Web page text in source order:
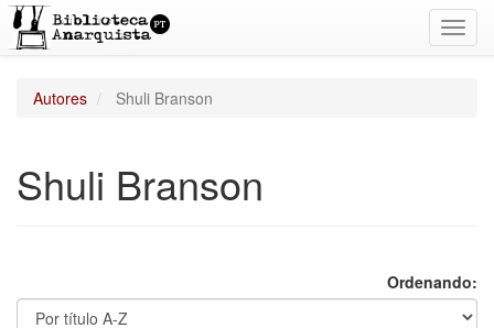
Autores Shuli Branson
Shuli Branson
Ordenando: